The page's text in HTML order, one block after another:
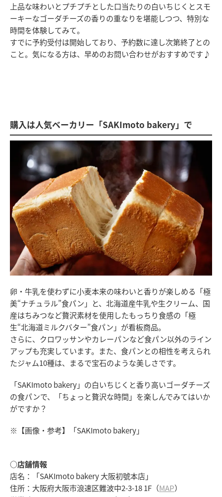
上品な味わいとプチプチとした口当たりの白いちじくとスモ
ーキーなゴーダチーズの香りの重なりを堪能しつつ、特別な
時間を体験してみて。
すでに予約受付は開始しており、予約数に達し次第終了との
こと。気になる方は、早めのお問い合わせがおすすめです♪
購入は人気ベーカリー「SAKImoto bakery」で
卵・牛乳を使わずに小麦本来の味わいと香りが楽しめる「極
美“ナチュラル”食パン」と、北海道産牛乳や生クリーム、国
産はちみつなど贅沢素材を使用したもっちり食感の「極
生“北海道ミルクバター”食パン」が看板商品。
さらに、クロワッサンやカレーパンなど食パン以外のライン
アップも充実しています。また、食パンとの相性を考えられ
たジャム10種は、まるで宝石のような美しさです。
「SAKImoto bakery」の白いちじくと香り高いゴーダチーズ
の食パンで、「ちょっと贅沢な時間」を楽しんでみてはいか
がですか？
※【画像・参考】「SAKImoto bakery」
○店舗情報
店名：「SAKImoto bakery 大阪初號本店」
住所：大阪府大阪市浪速区難波中2-3-18 1F（MAP）